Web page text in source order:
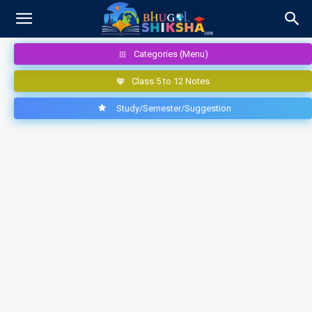
Categories (Menu)
Class 5 to 12 Notes
Study/Semester/Suggestion